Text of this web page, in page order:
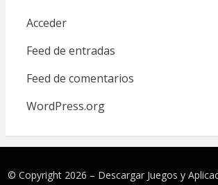
Acceder
Feed de entradas
Feed de comentarios
WordPress.org
© Copyright 2026 – Descargar Juegos y